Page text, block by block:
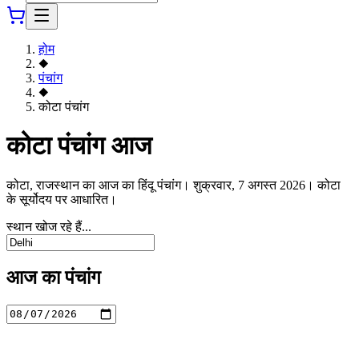
होम
◆
पंचांग
◆
कोटा पंचांग
कोटा पंचांग आज
कोटा, राजस्थान का आज का हिंदू पंचांग। शुक्रवार, 7 अगस्त 2026। कोटा
के सूर्योदय पर आधारित।
स्थान खोज रहे हैं...
आज का पंचांग